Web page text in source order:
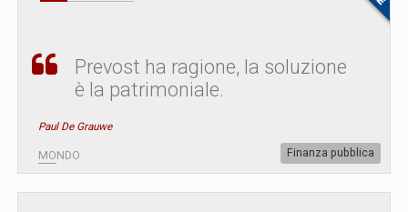
Prevost ha ragione, la soluzione
è la patrimoniale.
Paul De Grauwe
MONDO Finanza pubblica